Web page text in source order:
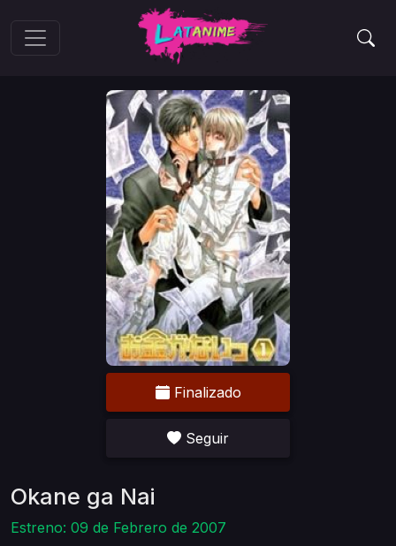
Finalizado
Seguir
Okane ga Nai
Estreno: 09 de Febrero de 2007